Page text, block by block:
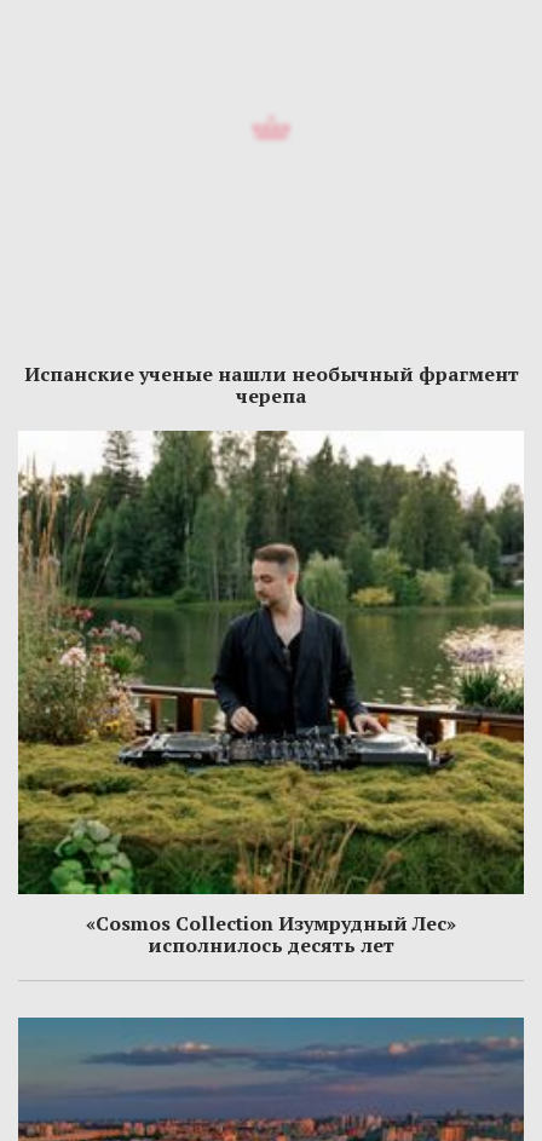
Испанские ученые нашли необычный фрагмент
черепа
«Cosmos Collection Изумрудный Лес»
исполнилось десять лет